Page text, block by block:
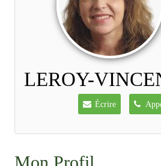
LEROY-
Écrire